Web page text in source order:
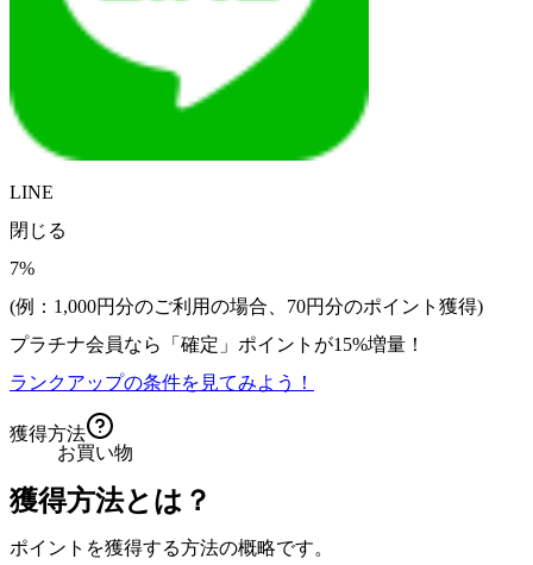
LINE
閉じる
7%
(例：1,000円分のご利用の場合、 70円分のポイント獲得)
プラチナ会員なら
「確定」 ポイントが15%増量！
ランクアップの条件を見てみよう！
獲得方法
お買い物
獲得方法とは？
ポイントを獲得する方法の概略です。